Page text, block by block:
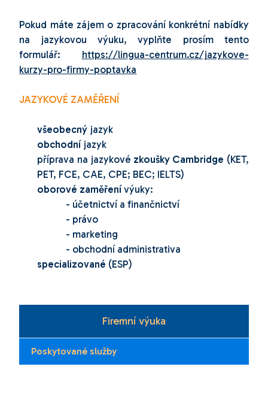
Pokud máte zájem o zpracování konkrétní nabídky
na jazykovou výuku, vyplňte prosím tento
formulář: https://lingua-centrum.cz/jazykove-
kurzy-pro-firmy-poptavka
JAZYKOVÉ ZAMĚŘENÍ
všeobecný jazyk
obchodníjazyk
příprava na jazykové zkoušky Cambridge (KET,
PET, FCE, CAE, CPE; BEC; IELTS)
oborové zaměřenívýuky:
- účetnictví a finančnictví
- právo
- marketing
- obchodní administrativa
specializované (ESP)
Firemní výuka
Poskytované služby